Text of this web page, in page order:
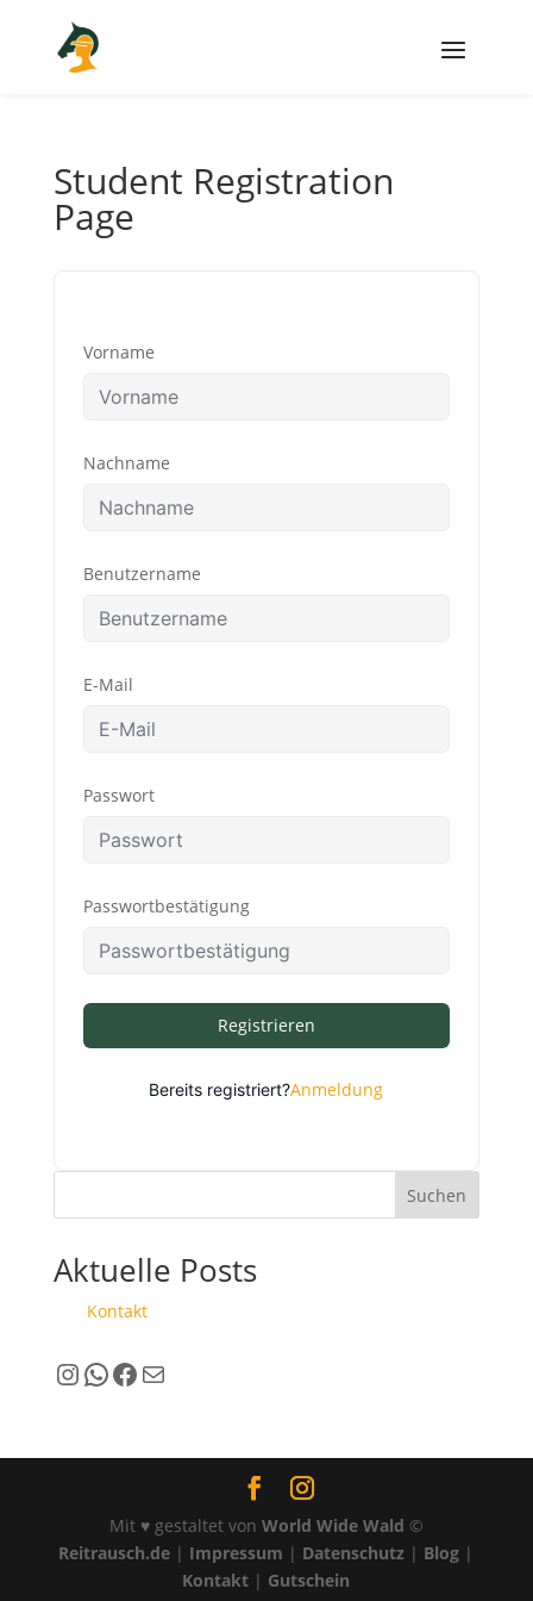
Student Registration
Page
Vorname
Nachname
Benutzername
E-Mail
Passwort
Passwortbestätigung
Registrieren
Bereits registriert?Anmeldung
Suchen
Aktuelle Posts
Kontakt
Instagram
WhatsApp
Facebook
E-Mail
Mit ♥ gestaltet von World Wide Wald ©
Reitrausch.de | Impressum | Datenschutz | Blog |
Kontakt | Gutschein